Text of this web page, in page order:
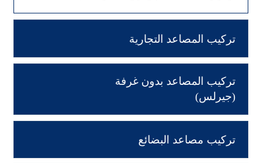
تركيب المصاعد التجارية
تركيب المصاعد بدون غرفة
(جيرلس)
تركيب مصاعد البضائع